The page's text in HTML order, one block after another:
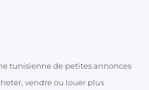
tunisienne de petites annonces
vendre ou louer plus